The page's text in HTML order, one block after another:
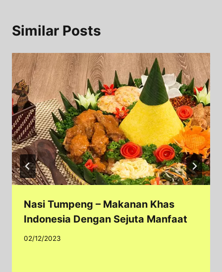
Similar Posts
Nasi Tumpeng – Makanan Khas
Indonesia Dengan Sejuta Manfaat
02/12/2023